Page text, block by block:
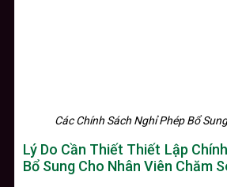
Các Chính Sách Nghỉ Phép Bổ
Lý Do Cần Thiết Thiết Lập
Bổ Sung Cho Nhân Viên Chăm